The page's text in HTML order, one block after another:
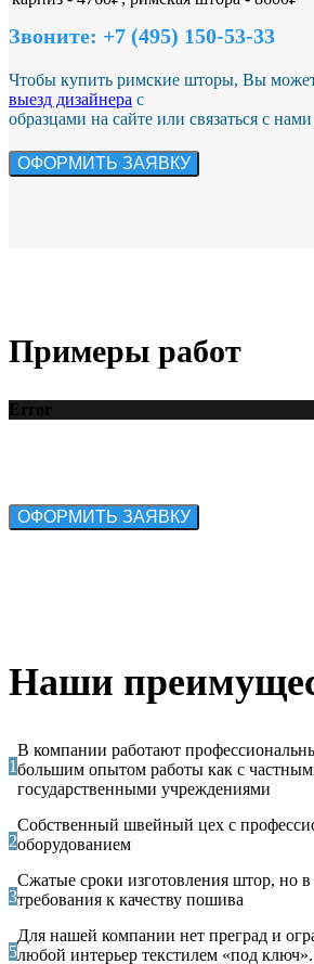
Звоните: +7 (495) 150-53-33
Чтобы купить римские шторы, Вы
выезд дизайнера с
образцами на сайте или связаться с
Примеры работ
Error
Наши
1
В компании работают
большим опытом работы как с
государственными учреждениями
2
Собственный швейный цех с
оборудованием
3
Сжатые сроки изготовления штор, но
требования к качеству пошива
5
Для нашей компании нет преград и
любой интерьер текстилем «под